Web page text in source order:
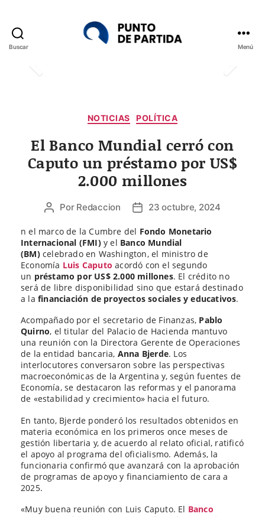
Buscar Menú
Categorías
NOTICIAS POLÍTICA
El Banco Mundial cerró con
Caputo un préstamo por US$
2.000 millones
Autor
la
entrada
Por Redaccion
Fecha
la
entrada
23 octubre, 2024
n el marco de la Cumbre del Fondo Monetario
Internacional (FMI)y el Banco Mundial
(BM)celebrado en Washington, el ministro de
Economía Luis Caputo acordó con el segundo
un préstamo por US$ 2.000 millones. El crédito no
será de libre disponibilidad sino que estará destinado
a la financiación de proyectos sociales y educativos.
Acompañado por el secretario de Finanzas, Pablo
Quirno, el titular del Palacio de Hacienda mantuvo
una reunión con la Directora Gerente de Operaciones
de la entidad bancaria, Anna Bjerde. Los
interlocutores conversaron sobre las perspectivas
macroeconómicas de la Argentina y, según fuentes de
Economía, se destacaron las reformas y el panorama
de «estabilidad y crecimiento» hacia el futuro.
En tanto, Bjerde ponderó los resultados obtenidos en
materia económica en los primeros once meses de
gestión libertaria y, de acuerdo al relato oficial, ratificó
el apoyo al programa del oficialismo. Además, la
funcionaria confirmó que avanzará con la aprobación
de programas de apoyo y financiamiento de cara a
2025.
«Muy buena reunión con Luis Caputo. El Banco